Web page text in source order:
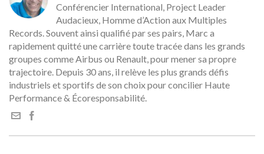
Conférencier International, Project Leader
Audacieux, Homme d’Action aux Multiples
Records. Souvent ainsi qualifié par ses pairs, Marc a
rapidement quitté une carrière toute tracée dans les grands
groupes comme Airbus ou Renault, pour mener sa propre
trajectoire. Depuis 30 ans, il relève les plus grands défis
industriels et sportifs de son choix pour concilier Haute
Performance & Écoresponsabilité.